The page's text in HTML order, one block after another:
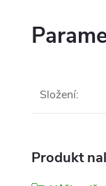
Složení:
Produkt